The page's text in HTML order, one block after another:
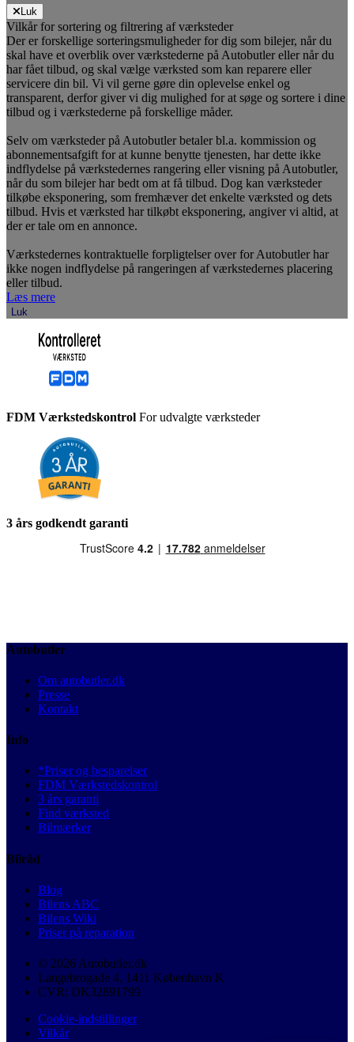
Luk
Vilkår for sortering og filtrering af værksteder
Der er forskellige sorteringsmuligheder for dig som bilejer, når du
skal have et overblik over værkstederne på Autobutler eller når du
har fået tilbud, og skal vælge værksted som kan reparere eller
servicere din bil. Vi vil gerne gøre din oplevelse enkel og
transparent, derfor giver vi dig mulighed for at søge og sortere i dine
tilbud og i værkstederne på forskellige måder.
Selv om værksteder på Autobutler betaler bl.a. kommission og
abonnementsafgift for at kunne benytte tjenesten, har dette ikke
indflydelse på værkstedernes rangering eller visning på Autobutler,
når du som bilejer har bedt om at få tilbud. Dog kan værksteder
tilkøbe eksponering, som fremhæver det enkelte værksted og dets
tilbud. Hvis et værksted har tilkøbt eksponering, angiver vi altid, at
der er tale om en annonce.
Værkstedernes kontraktuelle forpligtelser over for Autobutler har
ikke nogen indflydelse på rangeringen af værkstedernes placering
eller tilbud.
Læs mere
Luk
FDM Værkstedskontrol For udvalgte værksteder
3 års godkendt garanti
Autobutler
Om autobutler.dk
Presse
Kontakt
Info
*Priser og besparelser
FDM Værkstedskontrol
3 års garanti
Find værksted
Bilmærker
Bilråd
Blog
Bilens ABC
Bilens Wiki
Priser på reparation
© 2026 Autobutler.dk
Langebrogade 4, 1411 København K
CVR: DK32891799
Cookie-indstillinger
Vilkår